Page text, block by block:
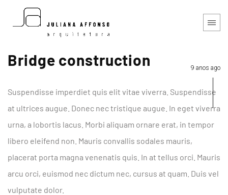
Bridge construction 9 anos ago
Suspendisse imperdiet quis elit vitae viverra. Suspendisse
at ultrices augue. Donec nec tristique augue. In eget viverra
urna, a lobortis lacus. Morbi aliquam ornare erat, in tempor
libero eleifend non. Mauris convallis sodales mauris,
placerat porta magna venenatis quis. In at tellus orci. Mauris
arcu orci, euismod nec dictum nec, cursus at quam. Duis vel
vulputate dolor.